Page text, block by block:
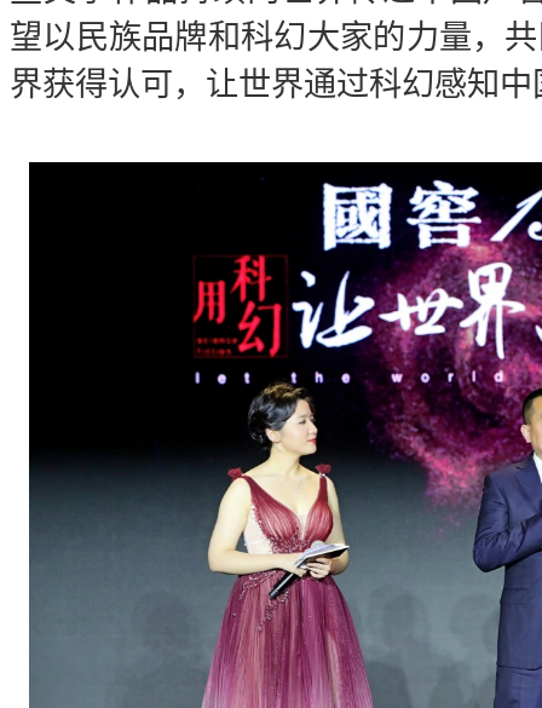
望以民族品牌和科幻大家的力量，
界获得认可，让世界通过科幻感知